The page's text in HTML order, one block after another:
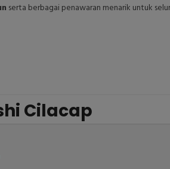
serta berbagai penawaran menarik untuk
Cilacap